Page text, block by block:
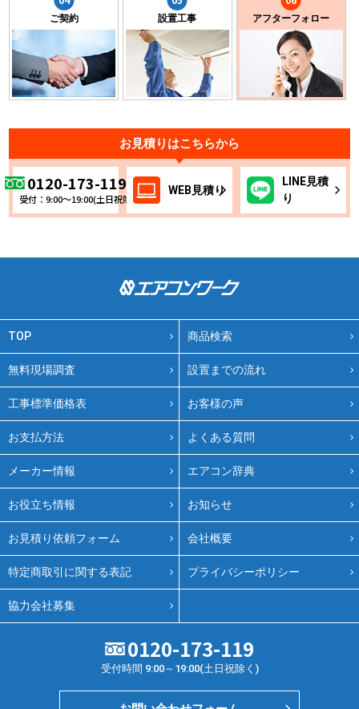
ご契約 設置工事 アフターフォロー
お見積りはこちらから
0120-173-119
受付：9:00～19:00(土日祝除く)
WEB 見積り
LINE見積
り
TOP 商品検索
無料現場調査 設置までの流れ
工事標準価格表 お客様の声
お支払方法 よくある質問
メーカー情報 エアコン辞典
お役立ち情報 お知らせ
お見積り依頼フォーム 会社概要
特定商取引に関する表記 プライバシーポリシー
協力会社募集
0120-173-119
受付時間 9:00～19:00(土日祝除く)